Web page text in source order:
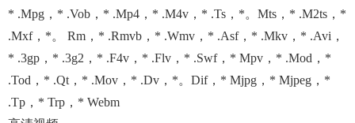
* .mpg，* .vob，* .mp4，* .m4v，* .ts，*。mts，* .m2ts，*
.mxf，*。 Rm，* .rmvb，* .wmv，* .asf，* .mkv，* .avi，
* .3gp，* .3g2，* .f4v，* .flv，* .swf，* Mpv，* .mod，*
.tod，* .qt，* .mov，* .dv，*。dif，* Mjpg，* Mjpeg，*
.tp，* Trp，* Webm